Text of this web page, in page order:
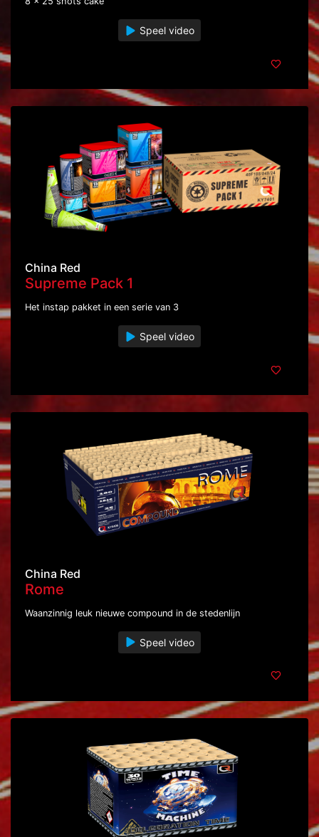
Speel video
China Red
Supreme Pack 1
Het instap pakket in een serie van 3
Speel video
China Red
Rome
Waanzinnig leuk nieuwe compound in de stedenlijn
Speel video